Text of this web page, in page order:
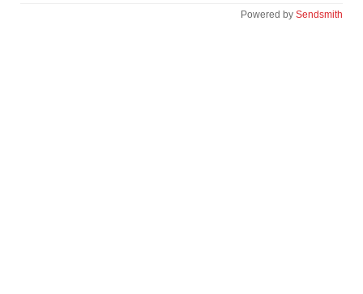
Powered by Sendsmith